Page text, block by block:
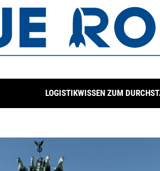
LOGISTIKWISSEN ZUM